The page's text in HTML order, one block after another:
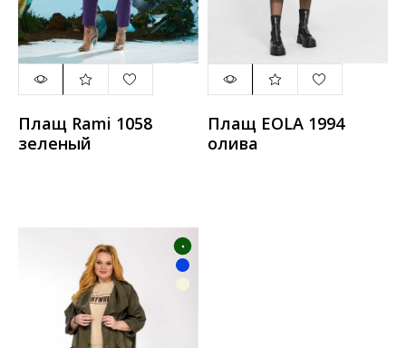
Плащ Rami 1058
зеленый
Плащ EOLA 1994
олива